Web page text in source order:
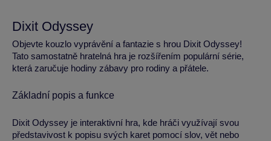
Dixit Odyssey
Objevte kouzlo vyprávění a fantazie s hrou Dixit Odyssey!
Tato samostatně hratelná hra je rozšířením populární série,
která zaručuje hodiny zábavy pro rodiny a přátele.
Základní popis a funkce
Dixit Odyssey je interaktivní hra, kde hráči využívají svou
představivost k popisu svých karet pomocí slov, vět nebo